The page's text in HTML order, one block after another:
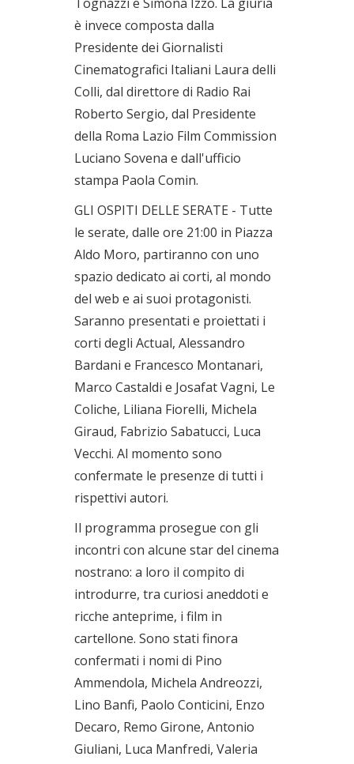
è invece composta dalla
Presidente dei Giornalisti
Cinematografici Italiani Laura delli
Colli, dal direttore di Radio Rai
Roberto Sergio, dal Presidente
della Roma Lazio Film Commission
Luciano Sovena e dall'ufficio
stampa Paola Comin.
GLI OSPITI DELLE SERATE - Tutte
le serate, dalle ore 21:00 in Piazza
Aldo Moro, partiranno con uno
spazio dedicato ai corti, al mondo
del web e ai suoi protagonisti.
Saranno presentati e proiettati i
corti degli Actual, Alessandro
Bardani e Francesco Montanari,
Marco Castaldi e Josafat Vagni, Le
Coliche, Liliana Fiorelli, Michela
Giraud, Fabrizio Sabatucci, Luca
Vecchi. Al momento sono
confermate le presenze di tutti i
rispettivi autori.
Il programma prosegue con gli
incontri con alcune star del cinema
nostrano: a loro il compito di
introdurre, tra curiosi aneddoti e
ricche anteprime, i film in
cartellone. Sono stati finora
confermati i nomi di Pino
Ammendola, Michela Andreozzi,
Lino Banfi, Paolo Conticini, Enzo
Decaro, Remo Girone, Antonio
Giuliani, Luca Manfredi, Valeria